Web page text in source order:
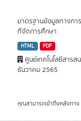
มาตรฐานข้อมูลทางกา
ที่จัดการศึกษา
HTML PDF
ศูนย์เทคโนโลยีสารส
ธันวาคม 2565
คุณสามารถเข้าถึงคลังทาง